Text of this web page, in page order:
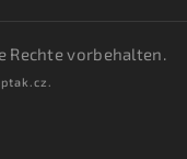
Rechte vorbehalten.